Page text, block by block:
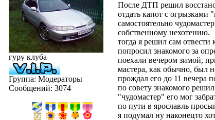
гуру клуба
Группа: Модераторы
Сообщений:3074
После ДТП решил
отдать капот с огрызками
самостоятельно
собственному нехотению.
тогда я решил сам отвести
попросил знакомого за
поехали вечером зимой,
мастера, как обычно, был
прождал его до 11 вечера
по совету знакомого
"чудомастер" его мог
по пути в ярославль
я подумал ну наконецто